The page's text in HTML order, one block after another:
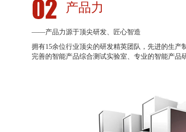
产品力
——产品力源于顶尖研发、匠心智造
拥有15余位行业顶尖的研发精英团队，先进的生产
完善的智能产品综合测试实验室、专业的智能产品